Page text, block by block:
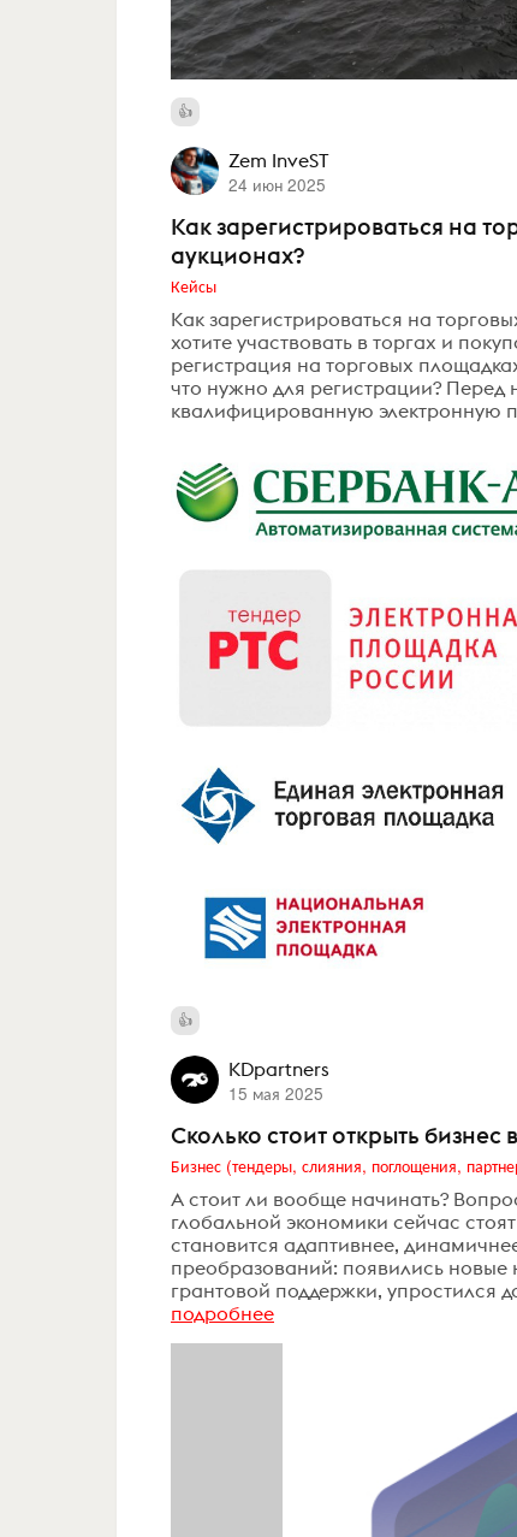
Zem InveST
24 июн 2025
Как зарегистрироваться на
аукционах?
Кейсы
Как зарегистрироваться на
хотите участвовать в торгах и
регистрация на торговых
что нужно для регистрации?
квалифицированную электронную
KDpartners
15 мая 2025
Сколько стоит открыть бизнес
Бизнес (тендеры, слияния, поглощения,
А стоит ли вообще начинать?
глобальной экономики сейчас
становится адаптивнее,
преобразований: появились
грантовой поддержки,
подробнее